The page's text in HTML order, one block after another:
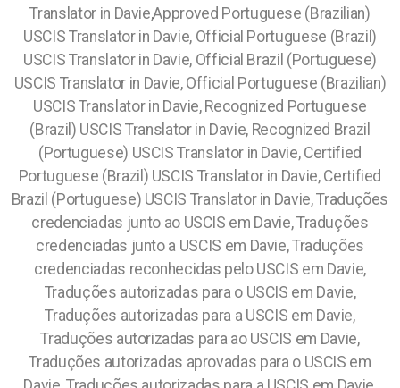
Translator in Davie,Approved Portuguese (Brazilian)
USCIS Translator in Davie, Official Portuguese (Brazil)
USCIS Translator in Davie, Official Brazil (Portuguese)
USCIS Translator in Davie, Official Portuguese (Brazilian)
USCIS Translator in Davie, Recognized Portuguese
(Brazil) USCIS Translator in Davie, Recognized Brazil
(Portuguese) USCIS Translator in Davie, Certified
Portuguese (Brazil) USCIS Translator in Davie, Certified
Brazil (Portuguese) USCIS Translator in Davie,Traduções
credenciadas junto ao USCIS em Davie, Traduções
credenciadas junto a USCIS em Davie, Traduções
credenciadas reconhecidas pelo USCIS em Davie,
Traduções autorizadas para o USCIS em Davie,
Traduções autorizadas para a USCIS em Davie,
Traduções autorizadas para ao USCIS em Davie,
Traduções autorizadas aprovadas para o USCIS em